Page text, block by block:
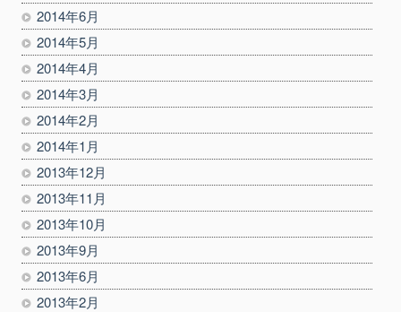
2014年6月
2014年5月
2014年4月
2014年3月
2014年2月
2014年1月
2013年12月
2013年11月
2013年10月
2013年9月
2013年6月
2013年2月